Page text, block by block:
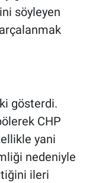
söyleyen
gösterdi.
CHP
yani
nedeniyle
ileri